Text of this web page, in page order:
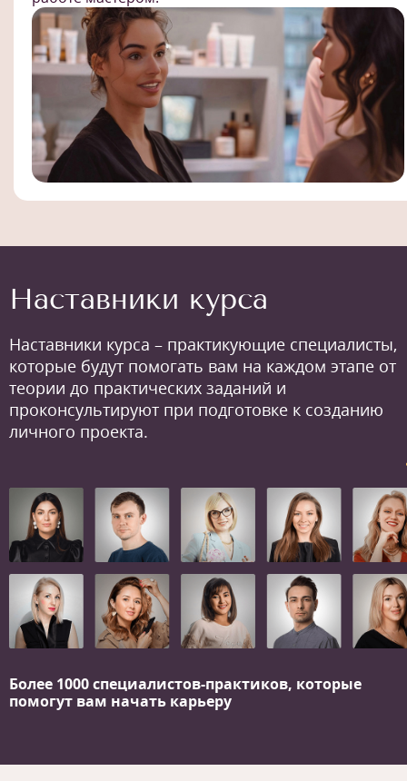
Наставники курса
Наставники курса – практикующие специалисты,
которые будут помогать вам на каждом этапе от
теории до практических заданий и
проконсультируют при подготовке к созданию
личного проекта.
Более 1000 специалистов-практиков, которые
помогут вам начать карьеру